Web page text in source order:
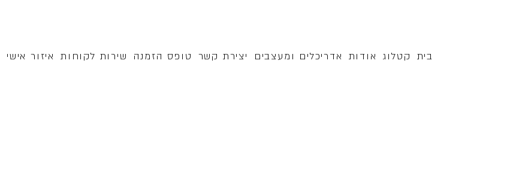
בית קטלוג אודות אדריכלים ומעצבים יצירת קשר טופס הזמנה שירות לקוחות איזור אישי